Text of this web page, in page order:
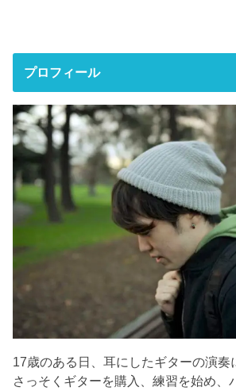
プロフィール
17歳のある日、耳にしたギターの演奏
さっそくギターを購入、練習を始め、